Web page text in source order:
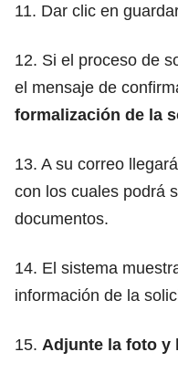
11. Dar clic en
12. Si el proceso de
el mensaje de
formalización de la
13. A su correo
con los cuales podrá
documentos.
14. El sistema
información de la
15. Adjunte la foto y